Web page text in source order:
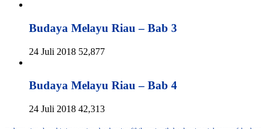
Budaya Melayu Riau – Bab 3
24 Juli 2018 52,877
Budaya Melayu Riau – Bab 4
24 Juli 2018 42,313